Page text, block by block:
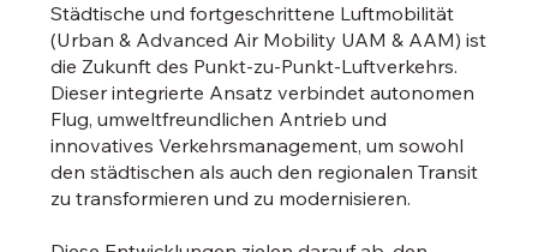
Städtische und fortgeschrittene Luftmobilität
(Urban & Advanced Air Mobility UAM & AAM) ist
die Zukunft des Punkt-zu-Punkt-Luftverkehrs.
Dieser integrierte Ansatz verbindet autonomen
Flug, umweltfreundlichen Antrieb und
innovatives Verkehrsmanagement, um sowohl
den städtischen als auch den regionalen Transit
zu transformieren und zu modernisieren.